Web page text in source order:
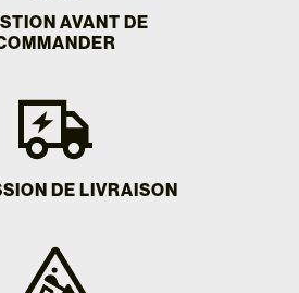
AVANT DE
DE LIVRAISON